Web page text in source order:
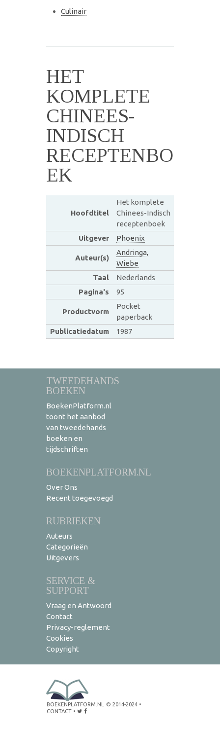
Culinair
HET
KOMPLETE
CHINEES-
INDISCH
RECEPTENBO
EK
Hoofdtitel
Het komplete
Chinees-Indisch
receptenboek
Uitgever
Phoenix
Auteur(s)
Andringa,
Wiebe
Taal
Nederlands
Pagina's
95
Productvorm
Pocket
paperback
Publicatiedatum
1987
TWEEDEHANDS
BOEKEN
BoekenPlatform.nl
toont het aanbod
van tweedehands
boeken en
tijdschriften
BOEKENPLATFORM.NL
Over Ons
Recent toegevoegd
RUBRIEKEN
Auteurs
Categorieën
Uitgevers
SERVICE &
SUPPORT
Vraag en Antwoord
Contact
Privacy-reglement
Cookies
Copyright
BOEKENPLATFORM.NL © 2014-2024 •
CONTACT •